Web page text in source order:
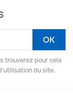
trouverez pour cela
du site.